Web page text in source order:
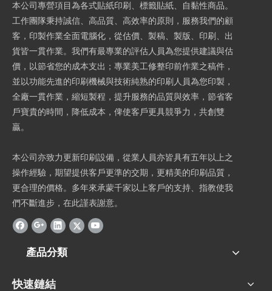
本公司專營項目為各式貼紙印刷、標籤貼紙、自黏性商品。
工作團隊秉持誠信、高品質、高效率的原則，服務我們的顧
客，印製作業全面電腦化，從估價、製稿、製版、印刷、出
貨皆一貫作業。我們有最專業的評估人員為您提供建議與估
價，以節省您的成本支出；專業美工修整印前作業之稿件，
並以功能先進的印刷機械與技術純熟的印刷人員為您印製，
全廠一貫作業，縮短製程，提升服務的品質與效率，節省客
戶寶貴的時間，降低成本，俾使客戶更具競爭力，共創雙
贏。
本公司亦致力更新印刷設備，從業人員亦皆具有五年以上之
操作經驗，期望提供客戶更準的交期，更精美的印刷品質，
更合理的價格。多年來承蒙千家以上客戶的支持、指教使我
們不斷進步，在此謹表謝意。
產品分類
快速鏈結